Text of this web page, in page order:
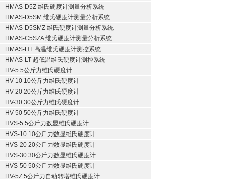
HMAS-D5Z 维氏硬度计测量分析系统
HMAS-D5SM 维氏硬度计测量分析系统
HMAS-D5SMZ 维氏硬度计测量分析系统
HMAS-C5SZA 维氏硬度计测量分析系统
HMAS-HT 高温维氏硬度计测控系统
HMAS-LT 超低温维氏硬度计测控系统
HV-5 5公斤力维氏硬度计
HV-10 10公斤力维氏硬度计
HV-20 20公斤力维氏硬度计
HV-30 30公斤力维氏硬度计
HV-50 50公斤力维氏硬度计
HVS-5 5公斤力数显维氏硬度计
HVS-10 10公斤力数显维氏硬度计
HVS-20 20公斤力数显维氏硬度计
HVS-30 30公斤力数显维氏硬度计
HVS-50 50公斤力数显维氏硬度计
HV-5Z 5公斤力自动转塔维氏硬度计